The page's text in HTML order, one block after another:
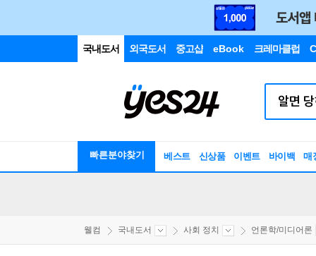
국내도서 외국도서 중고샵 eBook 크레마클럽
빠른분야찾기 베스트 신상품 이벤트 바이백 매
웰컴 국내도서 사회 정치 언론학/미디어론